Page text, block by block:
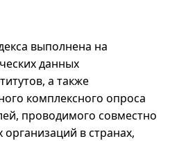
выполнена на
данных
а также
комплексного опроса
проводимого совместно
в странах,